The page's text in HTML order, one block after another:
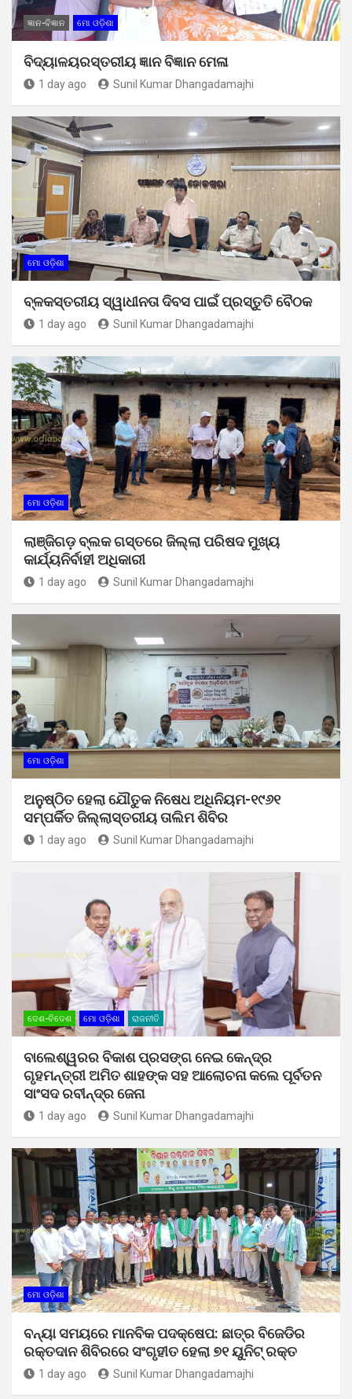
ଜ୍ଞାନ-ବିଜ୍ଞାନ ମୋ ଓଡ଼ିଶା
ବିଦ୍ୟାଳୟରସ୍ତରୀୟ ଜ୍ଞାନ ବିଜ୍ଞାନ ମେଳା
1 day ago Sunil Kumar Dhangadamajhi
ମୋ ଓଡ଼ିଶା
ବ୍ଳକସ୍ତରୀୟ ସ୍ୱାଧୀନତା ଦିବସ ପାଇଁ ପ୍ରସ୍ତୁତି ବୈଠକ
1 day ago Sunil Kumar Dhangadamajhi
ମୋ ଓଡ଼ିଶା
ଲାଞ୍ଜିଗଡ଼ ବ୍ଲକ ଗସ୍ତରେ ଜିଲ୍ଲା ପରିଷଦ ମୁଖ୍ୟ
କାର୍ଯ୍ୟନିର୍ବାହୀ ଅଧିକାରୀ
1 day ago Sunil Kumar Dhangadamajhi
ମୋ ଓଡ଼ିଶା
ଅନୁଷ୍ଠିତ ହେଲା ଯୌତୁକ ନିଷେଧ ଅଧିନିୟମ-୧୯୬୧
ସମ୍ପର୍କିତ ଜିଲ୍ଲାସ୍ତରୀୟ ତାଲିମ ଶିବିର
1 day ago Sunil Kumar Dhangadamajhi
ଦେଶ-ବିଦେଶ ମୋ ଓଡ଼ିଶା ରାଜନୀତି
ବାଲେଶ୍ୱରର ବିକାଶ ପ୍ରସଙ୍ଗ ନେଇ କେନ୍ଦ୍ର
ଗୃହମନ୍ତ୍ରୀ ଅମିତ ଶାହଙ୍କ ସହ ଆଲୋଚନା କଲେ ପୂର୍ବତନ
ସାଂସଦ ରବୀନ୍ଦ୍ର ଜେନା
1 day ago Sunil Kumar Dhangadamajhi
ମୋ ଓଡ଼ିଶା
ବନ୍ୟା ସମୟରେ ମାନବିକ ପଦକ୍ଷେପ: ଛାତ୍ର ବିଜେଡିର
ରକ୍ତଦାନ ଶିବିରରେ ସଂଗୃହୀତ ହେଲା ୭୧ ୟୁନିଟ୍ ରକ୍ତ
1 day ago Sunil Kumar Dhangadamajhi